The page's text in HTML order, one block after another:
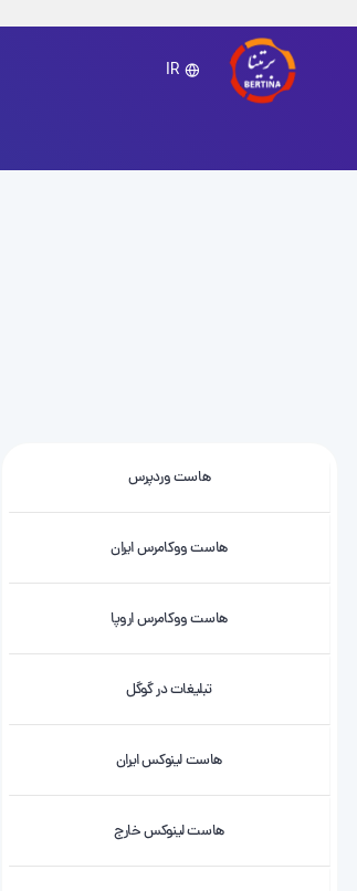
IR
هاست وردپرس
هاست ووکامرس ایران
هاست ووکامرس اروپا
تبلیغات در گوگل
هاست لینوکس ایران
هاست لینوکس خارج